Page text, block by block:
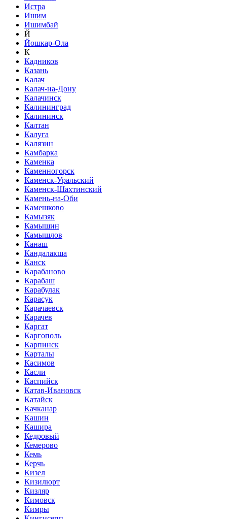
Истра
Ишим
Ишимбай
Й
Йошкар-Ола
К
Кадников
Казань
Калач
Калач-на-Дону
Калачинск
Калининград
Калининск
Калтан
Калуга
Калязин
Камбарка
Каменка
Каменногорск
Каменск-Уральский
Каменск-Шахтинский
Камень-на-Оби
Камешково
Камызяк
Камышин
Камышлов
Канаш
Кандалакша
Канск
Карабаново
Карабаш
Карабулак
Карасук
Карачаевск
Карачев
Каргат
Каргополь
Карпинск
Карталы
Касимов
Касли
Каспийск
Катав-Ивановск
Катайск
Качканар
Кашин
Кашира
Кедровый
Кемерово
Кемь
Керчь
Кизел
Кизилюрт
Кизляр
Кимовск
Кимры